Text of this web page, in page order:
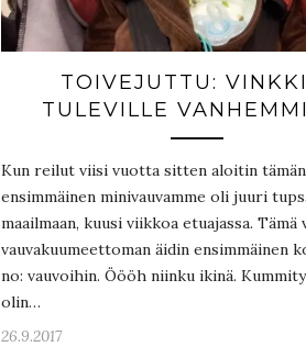
TOIVEJUTTU:
TULEVILLE
Kun reilut viisi vuotta sitten aloitin
ensimmäinen minivauvamme oli juuri
maailmaan, kuusi viikkoa etuajassa. Tämä
vauvakuumeettoman äidin ensimmäinen
no: vauvoihin. Öööh niinku ikinä.
olin…
26.9.2017